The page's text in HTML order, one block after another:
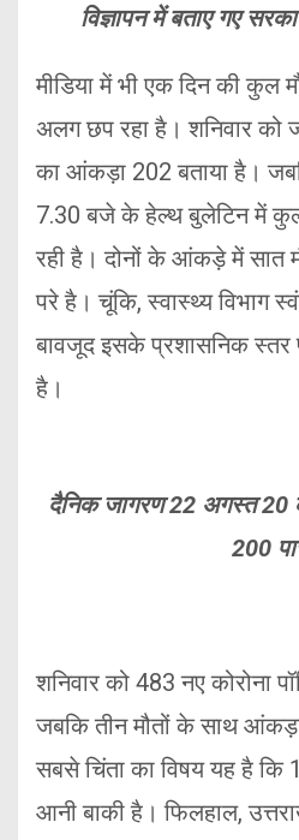
विज्ञापन में बताए गए
मीडिया में भी एक दिन की कुल
अलग छप रहा है। शनिवार को
का आंकड़ा 202 बताया है।
7.30 बजे के हेल्थ बुलेटिन में कुल
रही है। दोनों के आंकड़े में सात
परे है। चूंकि, स्वास्थ्य विभाग
बावजूद इसके प्रशासनिक स्तर
है।
दैनिक जागरण 22 अगस्त
200
शनिवार को 483 नए कोरोना
जबकि तीन मौतों के साथ
सबसे चिंता का विषय यह है कि
आनी बाकी है। फिलहाल,